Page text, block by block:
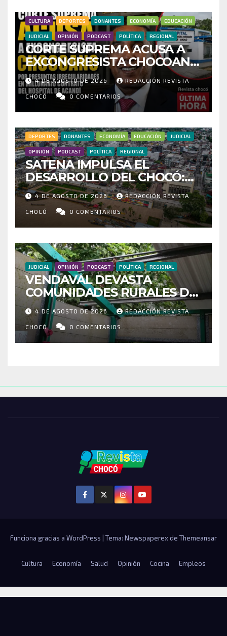
CULTURA DEPORTES DONANTES ECONOMÍA EDUCACIÓN
JUDICIAL OPINIÓN PODCAST POLÍTICA REGIONAL
CORTE SUPREMA ACUSA A
EXCONGRESISTA CHOCOANO
POR PRESUNTAS
IRREGULARIDADES EN
MILLONARIO CONTRATO DEL
HOSPITAL DE ACANDÍ
4 DE AGOSTO DE 2026 REDACCIÓN REVISTA
CHOCÓ 0 COMENTARIOS
DEPORTES DONANTES ECONOMÍA EDUCACIÓN JUDICIAL
OPINIÓN PODCAST POLÍTICA REGIONAL
SATENA IMPULSA EL
DESARROLLO DEL CHOCÓ:
MÁS DE 35 MIL PASAJEROS
MOVILIZADOS Y NUEVAS
RUTAS FORTALECEN LA
CONECTIVIDAD
4 DE AGOSTO DE 2026 REDACCIÓN REVISTA
CHOCÓ 0 COMENTARIOS
JUDICIAL OPINIÓN PODCAST POLÍTICA REGIONAL
VENDAVAL DEVASTA
COMUNIDADES RURALES DE
RIOSUCIO: ESCUELAS,
VIVIENDAS Y CEMENTERIO
ENTRE LOS AFECTADOS
4 DE AGOSTO DE 2026 REDACCIÓN REVISTA
CHOCÓ 0 COMENTARIOS
Funciona gracias a WordPress Tema: Newspaperex de Themeansar
Cultura Economía Salud Opinión Cocina Empleos